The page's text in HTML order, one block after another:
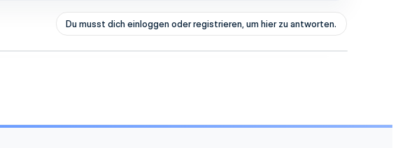
Du musst dich einloggen oder registrieren, um hier zu antworten.